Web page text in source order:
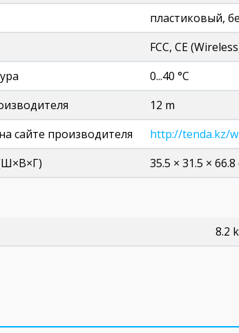
пластиковый,
FCC, CE
0...40 °C
12 m
сайте производителя
http://tenda.kz/
35.5 × 31.5 × 66.8
8.2